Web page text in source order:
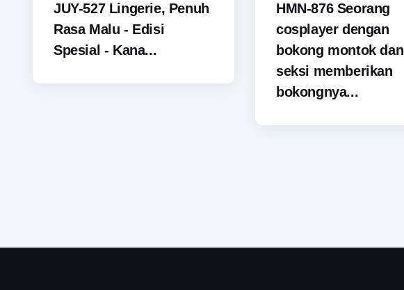
JUY-527 Lingerie, Penuh
Rasa Malu - Edisi
Spesial - Kana...
HMN-876 Seorang
cosplayer dengan
bokong montok dan
seksi memberikan
bokongnya...